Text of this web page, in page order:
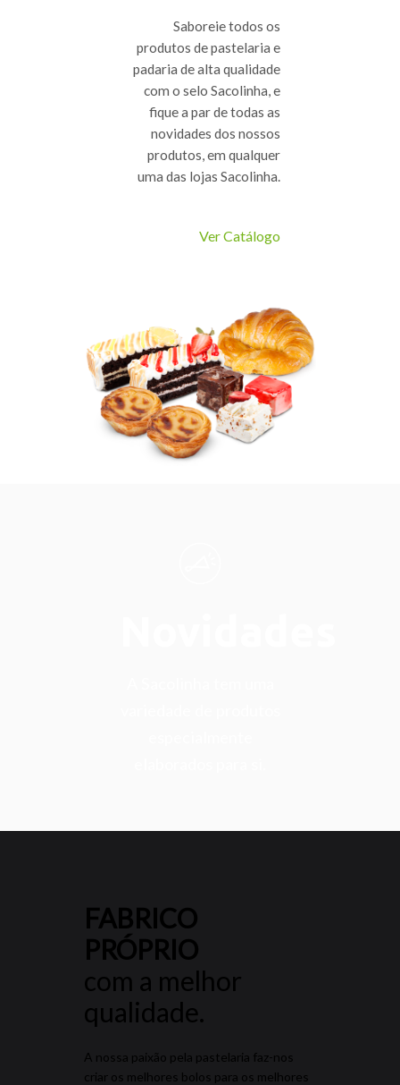
Saboreie todos os
produtos de pastelaria e
padaria de alta qualidade
com o selo Sacolinha, e
fique a par de todas as
novidades dos nossos
produtos, em qualquer
uma das lojas Sacolinha.
Ver Catálogo
FABRICO
PRÓPRIO
com a melhor
qualidade.
A nossa paixão pela pastelaria faz-nos
criar os melhores bolos para os melhores